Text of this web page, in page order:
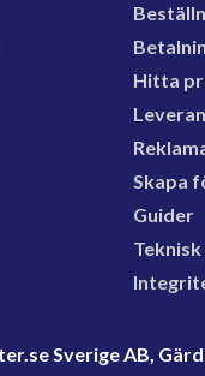
Hitta
Skapa
Guider
Sverige AB,